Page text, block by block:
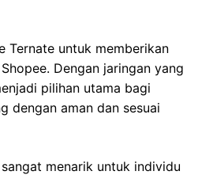
Ternate untuk memberikan
Dengan jaringan yang
pilihan utama bagi
dengan aman dan sesuai
menarik untuk individu